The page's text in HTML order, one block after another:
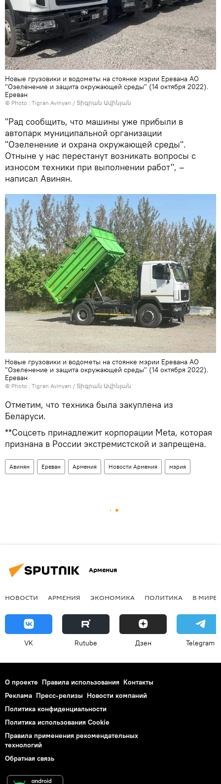
Новые грузовики и водометы на стоянке мэрии Еревана АО
"Озеленение и защита окружающей среды" (14 октября 2022).
Еревaн
© Photo : Tigran Avinyan / Տիգրան Ավինյան
"Рад сообщить, что машины уже прибыли в
автопарк муниципальной организации
"Озеленение и охрана окружающей среды".
Отныне у нас перестанут возникать вопросы с
износом техники при выполнении работ", –
написал Авинян.
Новые грузовики и водометы на стоянке мэрии Еревана АО
"Озеленение и защита окружающей среды" (14 октября 2022).
Еревaн
© Photo : Tigran Avinyan / Տիգրան Ավինյան
Отметим, что техника была закуплена из
Беларуси.
**Соцсеть принадлежит корпорации Meta, которая
признана в России экстремистской и запрещена.
Авинян Ереван Армения Новости Армения мэрия
Армения
НОВОСТИ АРМЕНИЯ ЭКОНОМИКА ПОЛИТИКА В МИРЕ
VK Rutube Дзен Telegram
О проекте Правила использования Контакты
Реклама Пресс-релизы Новости компаний
Политика конфиденциальности
Политика использования Cookie
Правила применения рекомендательных
технологий
Обратная связь